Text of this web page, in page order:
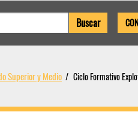
Superior y Medio Ciclo Formativo